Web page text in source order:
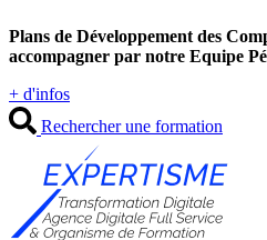
au
contenu
Plans de Développement des
accompagner par notre Equipe
+ d'infos
Rechercher une formation